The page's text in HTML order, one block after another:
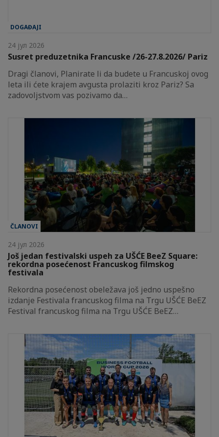
DOGAĐAJI
24 јул 2026
Susret preduzetnika Francuske /26-27.8.2026/ Pariz
Dragi članovi, Planirate li da budete u Francuskoj ovog
leta ili ćete krajem avgusta prolaziti kroz Pariz? Sa
zadovoljstvom vas pozivamo da…
ČLANOVI
24 јул 2026
Još jedan festivalski uspeh za UŠĆE BeeZ Square:
rekordna posećenost Francuskog filmskog
festivala
Rekordna posećenost obeležava još jedno uspešno
izdanje Festivala francuskog filma na Trgu UŠĆE BeEZ
Festival francuskog filma na Trgu UŠĆE BeEZ…